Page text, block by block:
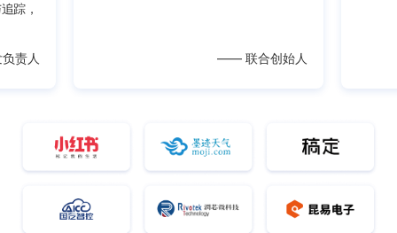
踪，
责人 —— 联合创始人